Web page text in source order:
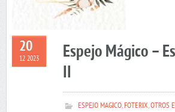
20
12 2023
Espejo Mágico –
II
ESPEJO MAGICO,FOTERIX,OTROS